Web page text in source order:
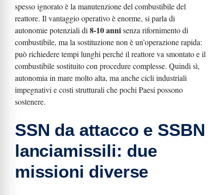
spesso ignorato è la manutenzione del combustibile del
reattore. Il vantaggio operativo è enorme, si parla di
autonomie potenziali di 8-10 annisenza rifornimento di
combustibile, ma la sostituzione non è un’operazione rapida:
può richiedere tempi lunghi perché il reattore va smontato e il
combustibile sostituito con procedure complesse. Quindi sì,
autonomia in mare molto alta, ma anche cicli industriali
impegnativi e costi strutturali che pochi Paesi possono
sostenere.
SSN da attacco e SSBN
lanciamissili: due
missioni diverse